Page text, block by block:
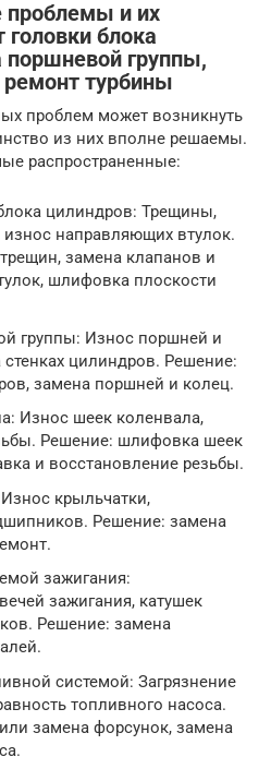
проблемы и их
блока
поршневой группы,
турбины
проблем может возникнуть
из них вполне решаемы.
распространенные:
цилиндров: Трещины,
износ направляющих втулок.
замена клапанов и
шлифовка плоскости
группы: Износ поршней и
цилиндров. Решение:
замена поршней и колец.
Износ шеек коленвала,
Решение: шлифовка шеек
и восстановление резьбы.
крыльчатки,
Решение: замена
зажигания:
зажигания, катушек
Решение: замена
системой: Загрязнение
топливного насоса.
замена форсунок, замена